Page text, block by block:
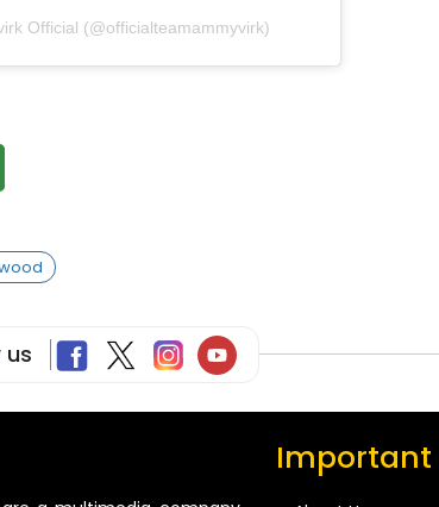
Official (@officialteamammyvirk)
us
Important